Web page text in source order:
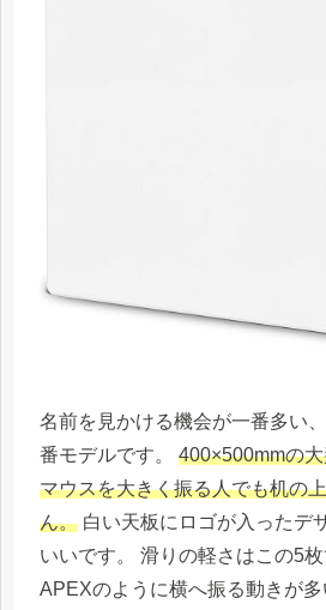
名前を見かける機会が一番多い
番モデルです。 400×500mmの
マウスを大きく振る人でも机の
ん。 白い天板にロゴが入ったデ
いいです。 滑りの軽さはこの5枚
APEXのように横へ振る動きが多